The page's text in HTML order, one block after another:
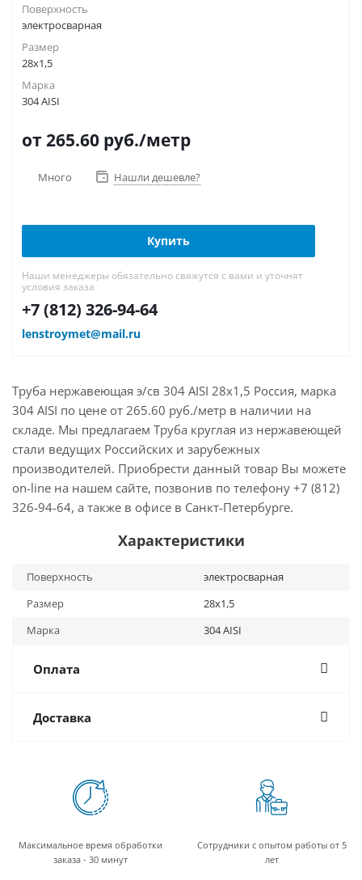
Поверхность
электросварная
Размер
28х1,5
Марка
304 AISI
от 265.60 руб./метр
Много Нашли дешевле?
Купить
Наши менеджеры обязательно свяжутся с вами и уточнят
условия заказа
+7 (812) 326-94-64
lenstroymet@mail.ru
Труба нержавеющая э/св 304 AISI 28х1,5 Россия, марка
304 AISI по цене от 265.60 руб./метр в наличии на
складе. Мы предлагаем Труба круглая из нержавеющей
стали ведущих Российских и зарубежных
производителей. Приобрести данный товар Вы можете
on-line на нашем сайте, позвонив по телефону +7 (812)
326-94-64, а также в офисе в Санкт-Петербурге.
Характеристики
Поверхность
электросварная
Размер
28х1,5
Марка
304 AISI
Оплата
Доставка
Максимальное время обработки
заказа - 30 минут
Сотрудники с опытом работы от 5
лет